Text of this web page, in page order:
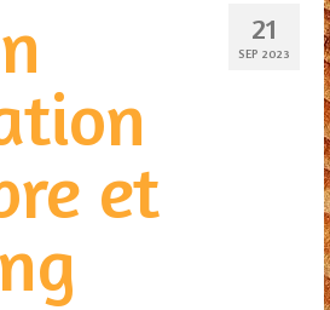
21
SEP 2023
et